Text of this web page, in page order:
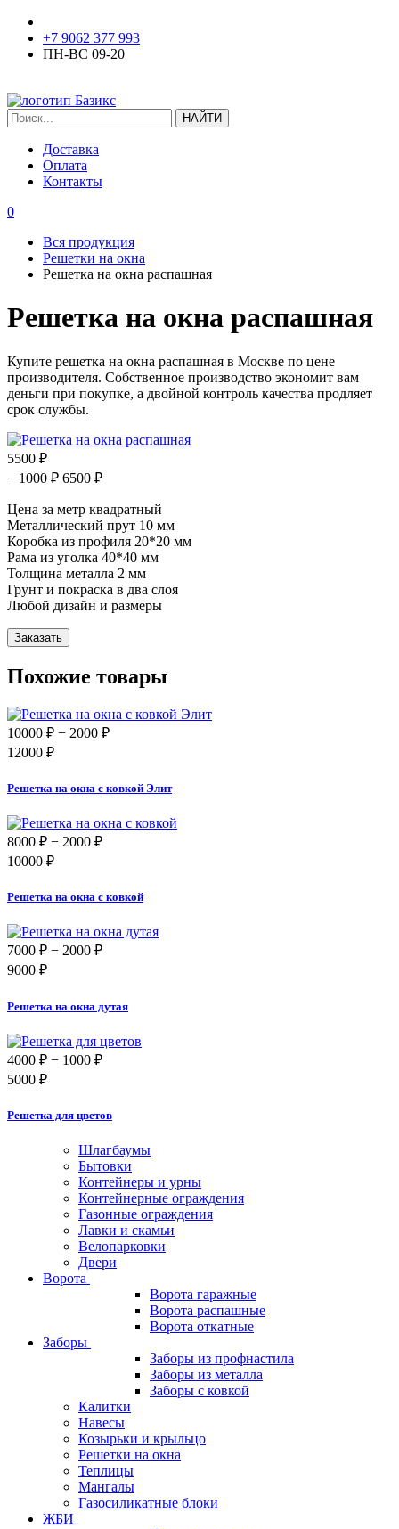
+7 9062 377 993
ПН-ВС 09-20
Доставка
Оплата
Контакты
0
Вся продукция
Решетки на окна
Решетка на окна распашная
Решетка на окна распашная
Купите решетка на окна распашная в Москве по цене
производителя. Собственное производство экономит вам
деньги при покупке, а двойной контроль качества продляет
срок службы.
5500 ₽
− 1000 ₽ 6500 ₽
Цена за метр квадратный
Металлический прут 10 мм
Коробка из профиля 20*20 мм
Рама из уголка 40*40 мм
Толщина металла 2 мм
Грунт и покраска в два слоя
Любой дизайн и размеры
Похожие товары
10000 ₽ − 2000 ₽
12000 ₽
Решетка на окна с ковкой Элит
8000 ₽ − 2000 ₽
10000 ₽
Решетка на окна с ковкой
7000 ₽ − 2000 ₽
9000 ₽
Решетка на окна дутая
4000 ₽ − 1000 ₽
5000 ₽
Решетка для цветов
Шлагбаумы
Бытовки
Контейнеры и урны
Контейнерные ограждения
Газонные ограждения
Лавки и скамьи
Велопарковки
Двери
Ворота
Ворота гаражные
Ворота распашные
Ворота откатные
Заборы
Заборы из профнастила
Заборы из металла
Заборы с ковкой
Калитки
Навесы
Козырьки и крыльцо
Решетки на окна
Теплицы
Мангалы
Газосиликатные блоки
ЖБИ